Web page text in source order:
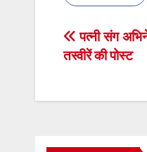
Post
पत्नी संग
तस्वीरें की पोस्ट